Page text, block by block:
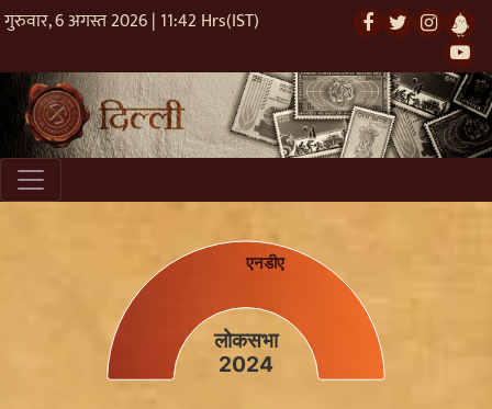
गुरुवार, 6 अगस्त 2026 | 11:42 Hrs(IST)
Pie chart with 1 slice.
लोकसभा
2024
एनडीए